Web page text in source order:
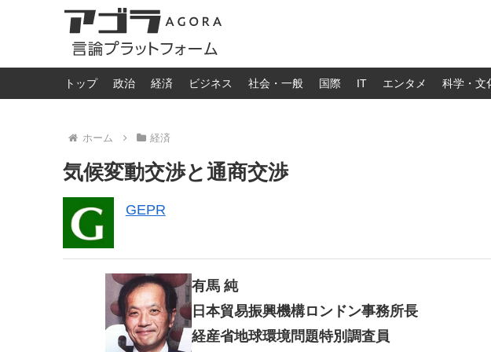
トップ 政治 経済 ビジネス 社会・一般 国際 IT エンタメ 科学・文
ホーム 経済
気候変動交渉と通商交渉
GEPR
有馬 純
日本貿易振興機構ロンドン事務所長
経産省地球環境問題特別調査員